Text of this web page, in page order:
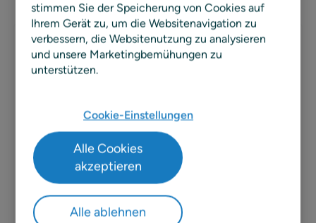
UMSATZ
46 Mio. €
MITARBEITER
MARKTGEBIETE
stimmen Sie der Speicherung von Cookies auf
Ihrem Gerät zu, um die Websitenavigation zu
verbessern, die Websitenutzung zu analysieren
und unsere Marketingbemühungen zu
unterstützen.
Cookie-Einstellungen
Alle ablehnen
Alle Cookies
akzeptieren